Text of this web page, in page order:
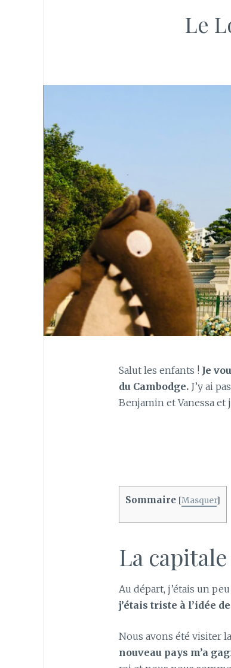
Le
Salut les enfants ! Je
du Cambodge.J’y ai
Benjamin et Vanessa et
Sommaire [Masquer]
La
Au départ, j’étais un
j’étais triste à l’idée
Nous avons été visiter
nouveau pays m’a